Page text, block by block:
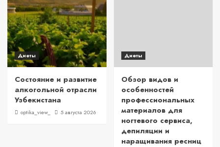
Диеты
Состояние и развитие
алкогольной отрасли
Узбекистана
optika_view_ 5 августа 2026
Диеты
Обзор видов и
особенностей
профессиональных
материалов для
ногтевого сервиса,
депиляции и
наращивания ресниц